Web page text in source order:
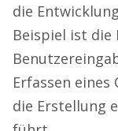
die
Beispiel ist
Erfassen eines
die Erstellung